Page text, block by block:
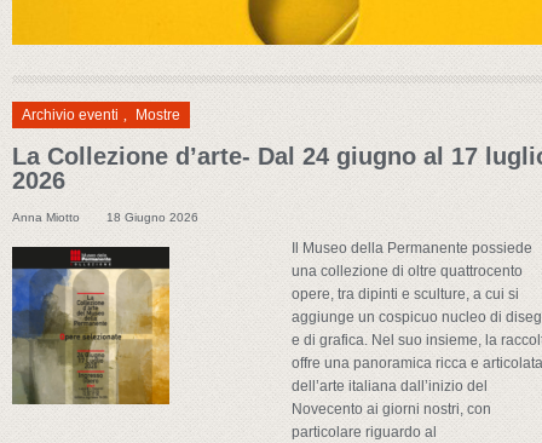
Archivio eventi , Mostre
La Collezione d’arte- Dal 24 giugno al 17
2026
Anna Miotto 18 Giugno 2026
Il Museo della Permanente possiede
una collezione di oltre quattrocento
opere, tra dipinti e sculture, a cui si
aggiunge un cospicuo nucleo di
e di grafica. Nel suo insieme, la
offre una panoramica ricca e
dell’arte italiana dall’inizio del
Novecento ai giorni nostri, con
particolare riguardo al